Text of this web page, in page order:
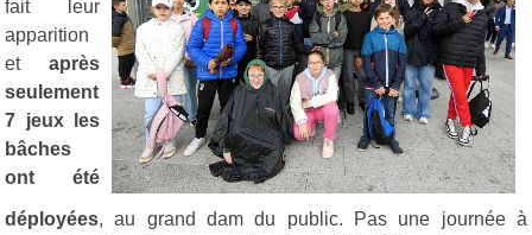
fait leur
apparition
et après
seulement
7 jeux les
bâches
ont été
déployées, au grand dam du public. Pas une journée à